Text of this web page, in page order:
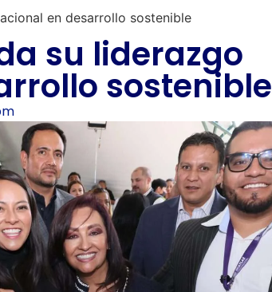
en desarrollo sostenible
su liderazgo
sostenible